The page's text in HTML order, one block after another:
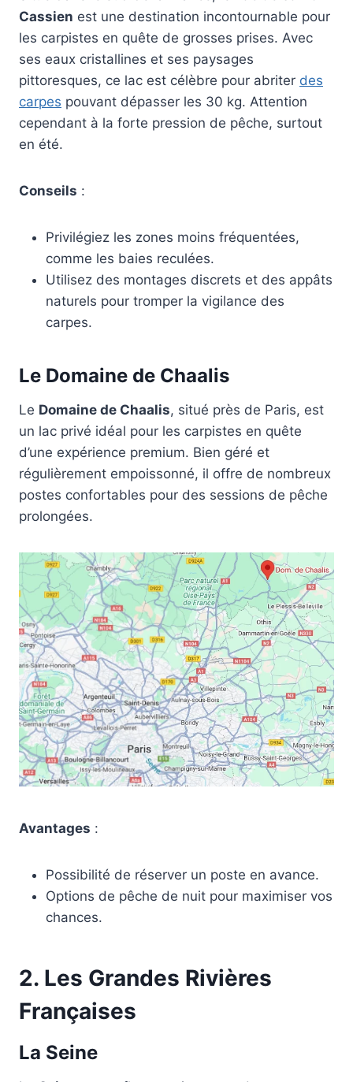
Cassien est une destination incontournable pour
les carpistes en quête de grosses prises. Avec
ses eaux cristallines et ses paysages
pittoresques, ce lac est célèbre pour abriter des
carpes pouvant dépasser les 30 kg. Attention
cependant à la forte pression de pêche, surtout
en été.
Conseils :
Privilégiez les zones moins fréquentées,
comme les baies reculées.
Utilisez des montages discrets et des appâts
naturels pour tromper la vigilance des
carpes.
Le Domaine de Chaalis
Le Domaine de Chaalis, situé près de Paris, est
un lac privé idéal pour les carpistes en quête
d’une expérience premium. Bien géré et
régulièrement empoissonné, il offre de nombreux
postes confortables pour des sessions de pêche
prolongées.
Avantages :
Possibilité de réserver un poste en avance.
Options de pêche de nuit pour maximiser vos
chances.
2. Les Grandes Rivières
Françaises
La Seine